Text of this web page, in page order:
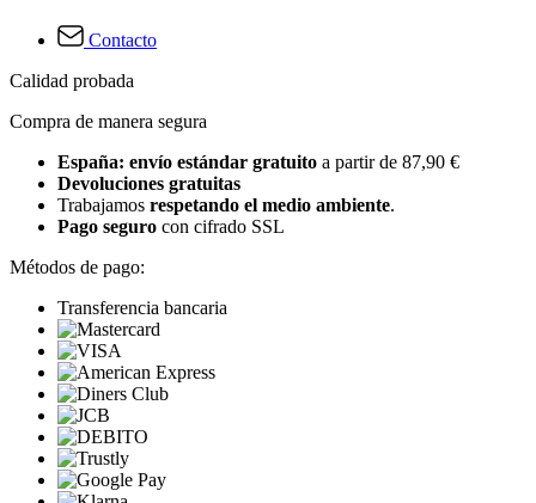
Contacto
Calidad probada
Compra de manera segura
España: envío estándar gratuito a partir de 87,90 €
Devoluciones gratuitas
Trabajamos respetando el medio ambiente.
Pago seguro con cifrado SSL
Métodos de pago:
Transferencia bancaria